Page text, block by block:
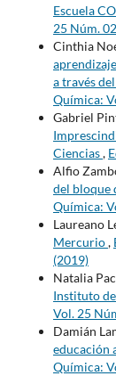
Escuela
25 Núm.
Cinthia
a través
Química:
Gabriel
Ciencias,
Alfio
del bloque
Química:
Laureano
Mercurio,
(2019)
Natalia
Instituto
Vol. 25
Damián
educación
Química: